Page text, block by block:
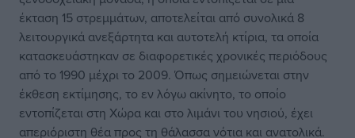
έκταση 15 στρεμμάτων, αποτελείται από συνολικά 8
λειτουργικά ανεξάρτητα και αυτοτελή κτίρια, τα οποία
κατασκευάστηκαν σε διαφορετικές χρονικές περιόδους
από το 1990 μέχρι το 2009. Όπως σημειώνεται στην
έκθεση εκτίμησης, το εν λόγω ακίνητο, το οποίο
εντοπίζεται στη Χώρα και στο λιμάνι του νησιού, έχει
απεριόριστη θέα προς τη θάλασσα νότια και ανατολικά.